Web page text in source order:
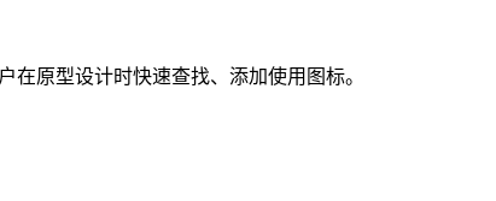
在原型设计时快速查找、添加使用图标。